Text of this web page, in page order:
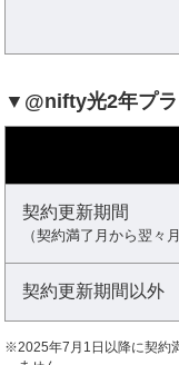
▼@nifty光2年プラ
契約更新期間
（契約満了月から翌々
契約更新期間以外
※2025年7月1日以降に契約